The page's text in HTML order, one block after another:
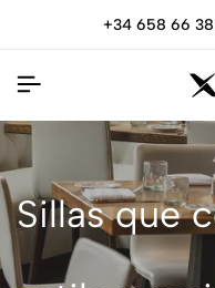
+34 658 66 38
Sillas que